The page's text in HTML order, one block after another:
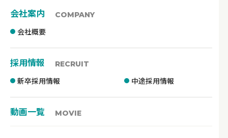
会社案内 COMPANY
会社概要
採用情報 RECRUIT
新卒採用情報 中途採用情報
動画一覧 MOVIE